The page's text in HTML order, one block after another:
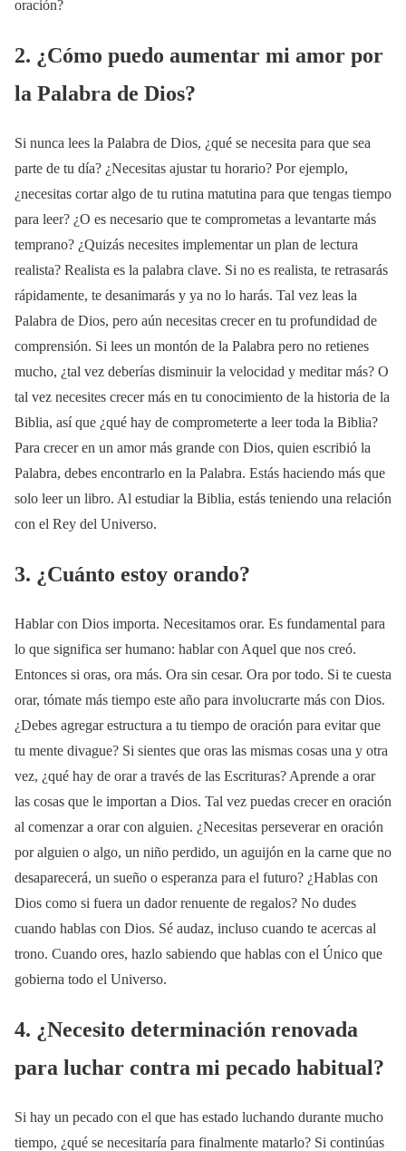
oración?
2. ¿Cómo puedo aumentar mi amor por
la Palabra de Dios?
Si nunca lees la Palabra de Dios, ¿qué se necesita para que sea
parte de tu día? ¿Necesitas ajustar tu horario? Por ejemplo,
¿necesitas cortar algo de tu rutina matutina para que tengas tiempo
para leer? ¿O es necesario que te comprometas a levantarte más
temprano? ¿Quizás necesites implementar un plan de lectura
realista? Realista es la palabra clave. Si no es realista, te retrasarás
rápidamente, te desanimarás y ya no lo harás. Tal vez leas la
Palabra de Dios, pero aún necesitas crecer en tu profundidad de
comprensión. Si lees un montón de la Palabra pero no retienes
mucho, ¿tal vez deberías disminuir la velocidad y meditar más? O
tal vez necesites crecer más en tu conocimiento de la historia de la
Biblia, así que ¿qué hay de comprometerte a leer toda la Biblia?
Para crecer en un amor más grande con Dios, quien escribió la
Palabra, debes encontrarlo en la Palabra. Estás haciendo más que
solo leer un libro. Al estudiar la Biblia, estás teniendo una relación
con el Rey del Universo.
3. ¿Cuánto estoy orando?
Hablar con Dios importa. Necesitamos orar. Es fundamental para
lo que significa ser humano: hablar con Aquel que nos creó.
Entonces si oras, ora más. Ora sin cesar. Ora por todo. Si te cuesta
orar, tómate más tiempo este año para involucrarte más con Dios.
¿Debes agregar estructura a tu tiempo de oración para evitar que
tu mente divague? Si sientes que oras las mismas cosas una y otra
vez, ¿qué hay de orar a través de las Escrituras? Aprende a orar
las cosas que le importan a Dios. Tal vez puedas crecer en oración
al comenzar a orar con alguien. ¿Necesitas perseverar en oración
por alguien o algo, un niño perdido, un aguijón en la carne que no
desaparecerá, un sueño o esperanza para el futuro? ¿Hablas con
Dios como si fuera un dador renuente de regalos? No dudes
cuando hablas con Dios. Sé audaz, incluso cuando te acercas al
trono. Cuando ores, hazlo sabiendo que hablas con el Único que
gobierna todo el Universo.
4. ¿Necesito determinación renovada
para luchar contra mi pecado habitual?
Si hay un pecado con el que has estado luchando durante mucho
tiempo, ¿qué se necesitaría para finalmente matarlo? Si continúas